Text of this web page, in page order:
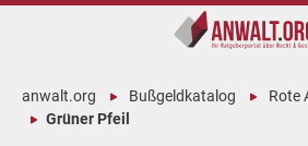
anwalt.org Bußgeldkatalog
Rote
Grüner Pfeil